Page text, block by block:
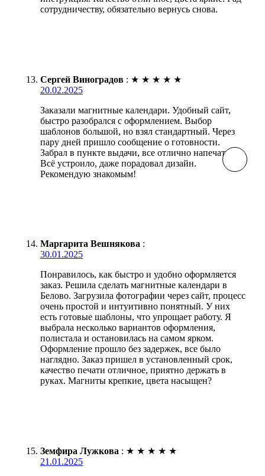
сотрудничеству, обязательно вернусь снова.
Сергей Виноградов : ★ ★ ★ ★ ★
20.02.2025
Заказали магнитные календари. Удобный сайт,
быстро разобрался с оформлением. Выбор
шаблонов большой, но взял стандартный. Через
пару дней пришло сообщение о готовности.
Забрал в пункте выдачи, все отлично напечатано.
Всё устроило, даже порадовал дизайн.
Рекомендую знакомым!
Маргарита Вешнякова :
30.01.2025
Понравилось, как быстро и удобно оформляется
заказ. Решила сделать магнитные календари в
Белово. Загрузила фотографии через сайт, процесс
очень простой и интуитивно понятный. У них
есть готовые шаблоны, что упрощает работу. Я
выбрала несколько вариантов оформления,
полистала и остановилась на самом ярком.
Оформление прошло без задержек, все было
наглядно. Заказ пришел в установленный срок,
качество печати отличное, приятно держать в
руках. Магниты крепкие, цвета насыщен?
Земфира Лужкова : ★ ★ ★ ★ ★
21.01.2025